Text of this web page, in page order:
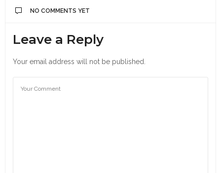
NO COMMENTS YET
Leave a Reply
Your email address will not be published.